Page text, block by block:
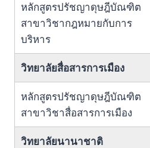
หลักสูตรปรัชญาดุษฎีบัณฑิต
สาขาวิชากฎหมายกับการ
บริหาร
วิทยาลัยสื่อสารการเมือง
หลักสูตรปรัชญาดุษฎีบัณฑิต
สาขาวิชาสื่อสารการเมือง
วิทยาลัยนานาชาติ